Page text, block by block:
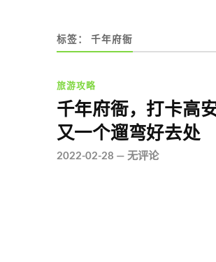
标签： 千年府衙
旅游攻略
千年府衙，打卡高
又一个遛弯好去处
2022-02-28 — 无评论